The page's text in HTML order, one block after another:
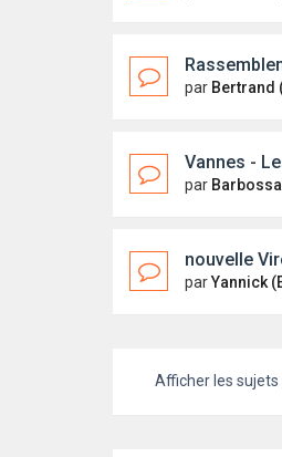
par Bertrand
Vannes -
par Barbossa
nouvelle Virée
parYannick
Afficher les sujets